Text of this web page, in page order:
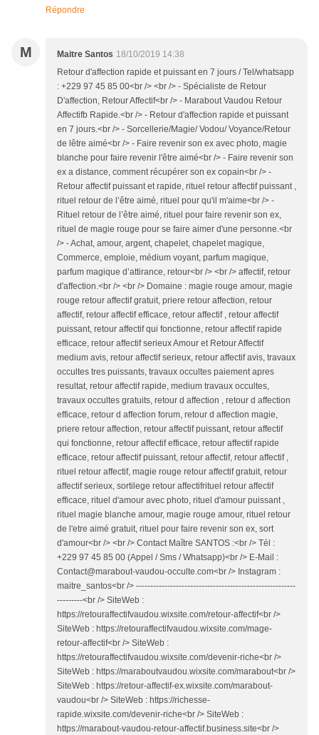
Répondre
M Maitre Santos 18/10/2019 14:38
Retour d'affection rapide et puissant en 7 jours / Tel/whatsapp
: +229 97 45 85 00<br /> <br /> - Spécialiste de Retour
D'affection, Retour Affectif<br /> - Marabout Vaudou Retour
Affectifb Rapide.<br /> - Retour d'affection rapide et puissant
en 7 jours.<br /> - Sorcellerie/Magie/ Vodou/ Voyance/Retour
de lêtre aimé<br /> - Faire revenir son ex avec photo, magie
blanche pour faire revenir l'être aimé<br /> - Faire revenir son
ex a distance, comment récupérer son ex copain<br /> -
Retour affectif puissant et rapide, rituel retour affectif puissant ,
rituel retour de l’être aimé, rituel pour qu'il m'aime<br /> -
Rituel retour de l’être aimé, rituel pour faire revenir son ex,
rituel de magie rouge pour se faire aimer d'une personne.<br
/> - Achat, amour, argent, chapelet, chapelet magique,
Commerce, emploie, médium voyant, parfum magique,
parfum magique d’attirance, retour<br /> <br /> affectif, retour
d'affection.<br /> <br /> Domaine : magie rouge amour, magie
rouge retour affectif gratuit, priere retour affection, retour
affectif, retour affectif efficace, retour affectif , retour affectif
puissant, retour affectif qui fonctionne, retour affectif rapide
efficace, retour affectif serieux Amour et Retour Affectif
medium avis, retour affectif serieux, retour affectif avis, travaux
occultes tres puissants, travaux occultes paiement apres
resultat, retour affectif rapide, medium travaux occultes,
travaux occultes gratuits, retour d affection , retour d affection
efficace, retour d affection forum, retour d affection magie,
priere retour affection, retour affectif puissant, retour affectif
qui fonctionne, retour affectif efficace, retour affectif rapide
efficace, retour affectif puissant, retour affectif, retour affectif ,
rituel retour affectif, magie rouge retour affectif gratuit, retour
affectif serieux, sortilege retour affectifrituel retour affectif
efficace, rituel d'amour avec photo, rituel d'amour puissant ,
rituel magie blanche amour, magie rouge amour, rituel retour
de l'etre aimé gratuit, rituel pour faire revenir son ex, sort
d'amour<br /> <br /> Contact Maître SANTOS :<br /> Tél :
+229 97 45 85 00 (Appel / Sms / Whatsapp)<br /> E-Mail :
Contact@marabout-vaudou-occulte.com<br /> Instagram :
maitre_santos<br /> --------------------------------------------------------
---------<br /> SiteWeb :
https://retouraffectifvaudou.wixsite.com/retour-affectif<br />
SiteWeb : https://retouraffectifvaudou.wixsite.com/mage-
retour-affectif<br /> SiteWeb :
https://retouraffectifvaudou.wixsite.com/devenir-riche<br />
SiteWeb : https://maraboutvaudou.wixsite.com/marabout<br />
SiteWeb : https://retour-affectif-ex.wixsite.com/marabout-
vaudou<br /> SiteWeb : https://richesse-
rapide.wixsite.com/devenir-riche<br /> SiteWeb :
https://marabout-vaudou-retour-affectif.business.site<br />